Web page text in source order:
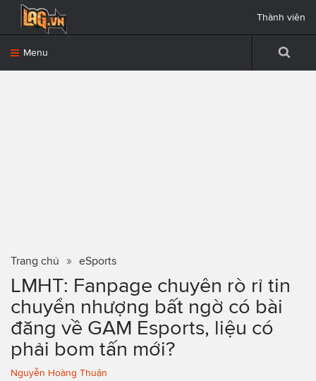
Menu
Thành viên
Trang chủ eSports
LMHT: Fanpage chuyên rò rỉ tin
chuyển nhượng bất ngờ có bài
đăng về GAM Esports, liệu có
phải bom tấn mới?
Nguyễn Hoàng Thuận